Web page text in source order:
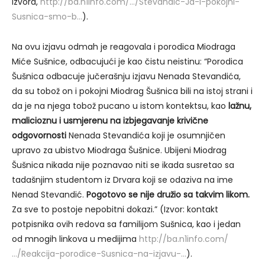
Susnica-smo-b…).
Na ovu izjavu odmah je reagovala i porodica Miodraga
Miće Sušnice, odbacujući je kao čistu neistinu: “Porodica
Šušnica odbacuje jučerašnju izjavu Nenada Stevandića,
da su tobož on i pokojni Miodrag Šušnica bili na istoj strani i
da je na njega tobož pucano u istom kontektsu, kao lažnu,
malicioznu i usmjerenu na izbjegavanje krivične
odgovornosti Nenada Stevandića koji je osumnjičen
upravo za ubistvo Miodraga Šušnice. Ubijeni Miodrag
Šušnica nikada nije poznavao niti se ikada susretao sa
tadašnjim studentom iz Drvara koji se odaziva na ime
Nenad Stevandić. Pogotovo se nije družio sa takvim likom.
Za sve to postoje nepobitni dokazi.” (Izvor: kontakt
potpisnika ovih redova sa familijom Sušnica, kao i jedan
od mnogih linkova u medijima http://ba.n1info.com/
…/Reakcija-porodice-Susnica-na-izjavu-…).